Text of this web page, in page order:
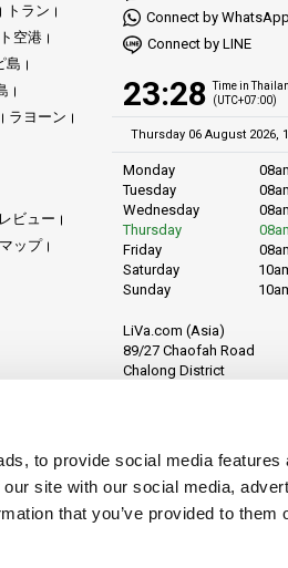
to provide social media features
site with our social media,
that you’ve provided to them
トラン
空港
島
ラヨーン
レビュー
ップ
Connect by WhatsApp
Connect by LINE
23:28 Time in
(UTC+07:00)
Thursday 06 August 2026,
Monday
Tuesday
Wednesday
Thursday
Friday
Saturday
Sunday
LiVa.com (Asia)
89/27 Chaofah Road
Chalong District